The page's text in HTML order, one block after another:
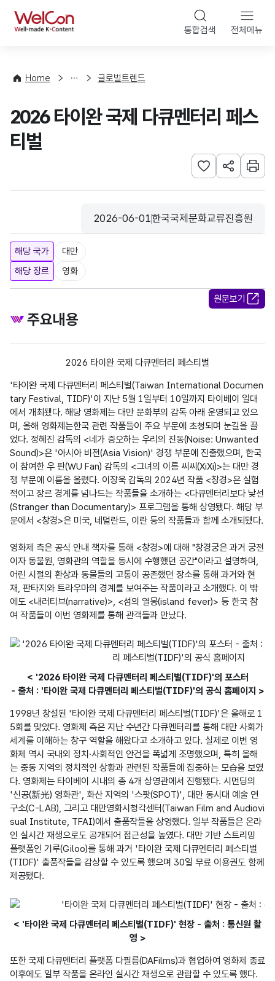
WelCon 통합검색 전체메뉴
Home
향
계
글로벌트렌드
2026 타이완 국제 다큐멘터리 페스
티벌
관심사 등록하기
URL 공유하
인쇄
등록일
2026-06-01
수집기관
한국국제문화교류진흥원
해당 국가
대만
해당 장르
영화
원문보기
주요내용
2026 타이완 국제 다큐멘터리 페스티벌
'타이완 국제 다큐멘터리 페스티벌(Taiwan International Documen
tary Festival, TIDF)'이 지난 5월 1일부터 10일까지 타이베이 일대
에서 개최됐다. 해당 영화제는 대만 문화부의 감독 아래 운영되고 있으
며, 올해 영화제는한국 관련 작품들이 주요 부문에 초청되며 눈길을 끌
었다. 정혜진 감독의 <네가 증오하는 우리의 진동(Noise: Unwanted
Sound)>은 '아시아 비전(Asia Vision)' 경쟁 부문에 진출했으며, 한국
이 참여한 우 판(WU Fan) 감독의 <그녀의 이름 씨씨(XiXi)>는 대만 경
쟁 부문에 이름을 올렸다. 이장욱 감독의 2024년 작품 <창경>은 실험
적이고 장르 경계를 넘나드는 작품들을 소개하는 <다큐멘터리보다 낯선
(Stranger than Documentary)> 프로그램을 통해 상영됐다. 해당 부
문에서 <창경>은 미국, 네덜란드, 이란 등의 작품들과 함께 소개되됐다.
영화제 측은 공식 안내 책자를 통해 <창경>에 대해 "창경궁은 과거 궁전
이자 동물원, 영화관의 역할을 동시에 수행했던 공간"이라고 설명하며,
어린 시절의 환상과 동물들의 고통이 공존했던 장소를 통해 과거와 현
재, 판타지와 트라우마의 경계를 보여주는 작품이라고 소개했다. 이 밖
에도 <내러티브(narrative)>, <섬의 열몽(island fever)> 등 한국 참
여 작품들이 이번 영화제를 통해 관객들과 만났다.
< '2026 타이완 국제 다큐멘터리 페스티벌(TIDF)'의 포스터
- 출처 : '타이완 국제 다큐멘터리 페스티벌(TIDF)'의 공식 홈페이지 >
1998년 창설된 '타이완 국제 다큐멘터리 페스티벌(TIDF)'은 올해로 1
5회를 맞았다. 영화제 측은 지난 수년간 다큐멘터리를 통해 대만 사회가
세계를 이해하는 창구 역할을 해왔다고 소개하고 있다. 실제로 이번 영
화제 역시 국내외 정치·사회적인 안건을 폭넓게 조명했으며, 특히 올해
는 중동 지역의 정치적인 상황과 관련된 작품들에 집중하는 모습을 보였
다. 영화제는 타이베이 시내의 총 4개 상영관에서 진행됐다. 시먼딩의
'신공(新光) 영화관', 화산 지역의 '스팟(SPOT)', 대만 동시대 예술 연
구소(C-LAB), 그리고 대만영화시청각센터(Taiwan Film and Audiovi
sual Institute, TFAI)에서 출품작들을 상영했다. 일부 작품들은 온라
인 실시간 재생으로도 공개되어 접근성을 높였다. 대만 기반 스트리밍
플랫폼인 기루(Giloo)를 통해 과거 '타이완 국제 다큐멘터리 페스티벌
(TIDF)' 출품작들을 감상할 수 있도록 했으며 30일 무료 이용권도 함께
제공됐다.
< '타이완 국제 다큐멘터리 페스티벌(TIDF)' 현장 - 출처 : 통신원 촬
영 >
또한 국제 다큐멘터리 플랫폼 다필름(DAFilms)과 협업하여 영화제 종료
이후에도 일부 작품을 온라인 실시간 재생으로 관람할 수 있도록 했다.